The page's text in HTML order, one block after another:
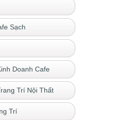
Sạch
Doanh Cafe
Trí Nội Thất
Trí